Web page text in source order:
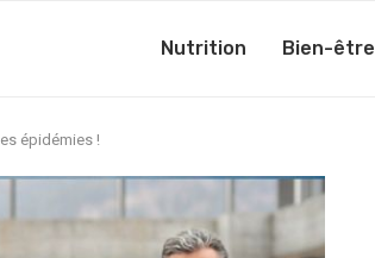
Nutrition Bien-être
épidémies !